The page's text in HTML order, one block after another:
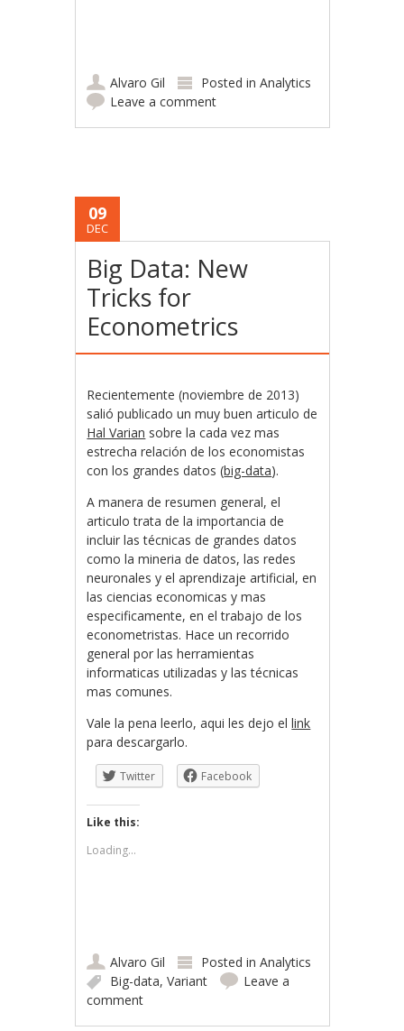
Alvaro Gil Posted inAnalytics
Leave a comment
09
DEC
Big Data: New
Tricks for
Econometrics
Recientemente (noviembre de 2013)
salió publicado un muy buen articulo de
Hal Varian sobre la cada vez mas
estrecha relación de los economistas
con los grandes datos (big-data).
A manera de resumen general, el
articulo trata de la importancia de
incluir las técnicas de grandes datos
como la mineria de datos, las redes
neuronales y el aprendizaje artificial, en
las ciencias economicas y mas
especificamente, en el trabajo de los
econometristas. Hace un recorrido
general por las herramientas
informaticas utilizadas y las técnicas
mas comunes.
Vale la pena leerlo, aqui les dejo ellink
para descargarlo.
Twitter Facebook
Like this:
Loading...
Alvaro Gil Posted inAnalytics
Big-data,Variant
Leave a
comment